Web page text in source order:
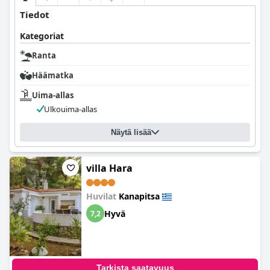
Tiedot
Kategoriat
Ranta
Häämatka
Uima-allas
Ulkouima-allas
Näytä lisää
villa Hara
Huvilat Kanapitsa
7,2 Hyvä
Tarkista saatavuus